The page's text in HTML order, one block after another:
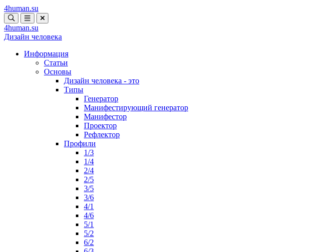
4human.su
4human.su
Дизайн человека
Информация
Статьи
Основы
Дизайн человека - это
Типы
Генератор
Манифестирующий генератор
Манифестор
Проектор
Рефлектор
Профили
1/3
1/4
2/4
2/5
3/5
3/6
4/1
4/6
5/1
5/2
6/2